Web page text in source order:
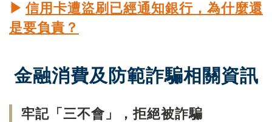
▶ 信用卡遭盜刷已經通知銀行，為什麼還
是要負責？
金融消費及防範詐騙相關資訊
牢記「三不會」，拒絕被詐騙